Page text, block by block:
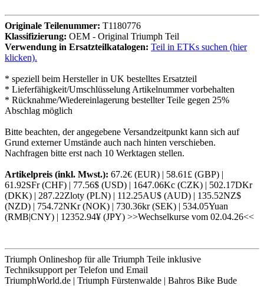
Originale Teilenummer: T1180776
Klassifizierung: OEM - Original Triumph Teil
Verwendung in Ersatzteilkatalogen: Teil in ETKs suchen (hier
klicken).
* speziell beim Hersteller in UK bestelltes Ersatzteil
* Lieferfähigkeit/Umschlüsselung Artikelnummer vorbehalten
* Rücknahme/Wiedereinlagerung bestellter Teile gegen 25%
Abschlag möglich
Bitte beachten, der angegebene Versandzeitpunkt kann sich auf
Grund externer Umstände auch nach hinten verschieben.
Nachfragen bitte erst nach 10 Werktagen stellen.
Artikelpreis (inkl. Mwst.): 67.2€ (EUR) | 58.61£ (GBP) |
61.92SFr (CHF) | 77.56$ (USD) | 1647.06Kc (CZK) | 502.17DKr
(DKK) | 287.22Zloty (PLN) | 112.25AU$ (AUD) | 135.52NZ$
(NZD) | 754.72NKr (NOK) | 730.36kr (SEK) | 534.05Yuan
(RMB|CNY) | 12352.94¥ (JPY) >>Wechselkurse vom 02.04.26<<
Triumph Onlineshop für alle Triumph Teile inklusive
Techniksupport per Telefon und Email
TriumphWorld.de | Triumph Fürstenwalde | Bahros Bike Bude